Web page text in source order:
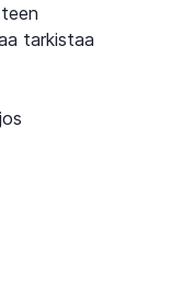
tarkistaa